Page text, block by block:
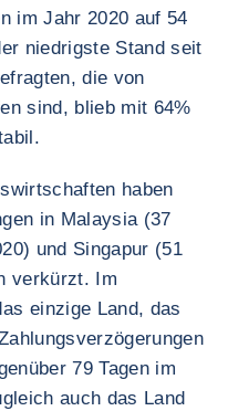
im Jahr 2020 auf 54
niedrigste Stand seit
die von
sind, blieb mit 64%
haben
in Malaysia (37
und Singapur (51
verkürzt. Im
einzige Land, das
79 Tagen im
auch das Land